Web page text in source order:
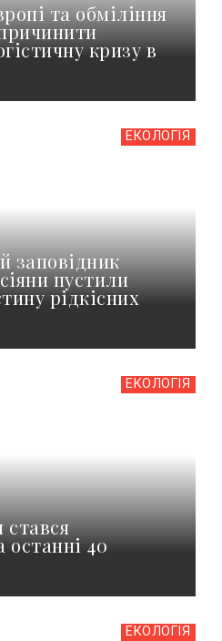
та обміління
кризу в
ЕКОЛОГІЯ
заповідник
пустили
рідкісних
ЕКОЛОГІЯ
стався
останні 40
ЕКОЛОГІЯ